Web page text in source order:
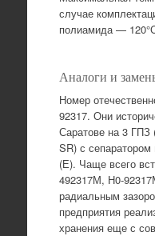
случае
полиамида —
Аналоги и
Номер
92317. Они
Саратове на 3
SR) с
(Е). Чаще всего
492317М, Н0-
радиальным
предприятия
хранения еще с